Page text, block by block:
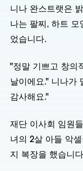
니나 완스트랫은
나는 팔찌, 하트 모
었습니다.
"정말 기쁘고 창의
날이에요." 니나가
감사해요."
재단 이사회 임원
녀의 2살 아들 악
지 복장을 했습니